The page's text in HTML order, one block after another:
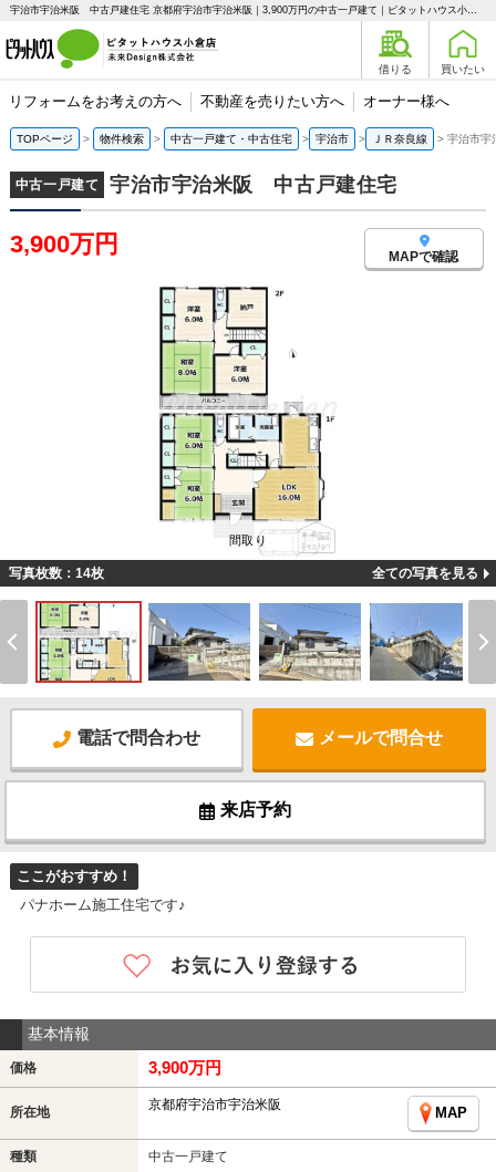
宇治市宇治米阪 中古戸建住宅 京都府宇治市宇治米阪｜3,900万円の中古一戸建て｜ピタットハウス小倉店 未来Design株式会社
借りる 買いたい
リフォームをお考えの方へ 不動産を売りたい方へ オーナー様へ
TOPページ 物件検索 中古一戸建て・中古住宅 宇治市 ＪＲ奈良線 宇治市
中古一戸建て 宇治市宇治米阪 中古戸建住宅
3,900万円 MAPで確認
間取り
写真枚数：14枚 全ての写真を見る
電話で問合わせ メールで問合せ
来店予約
ここがおすすめ！
パナホーム施工住宅です♪
基本情報
価格 3,900万円
所在地 京都府宇治市宇治米阪
MAP
種類 中古一戸建て